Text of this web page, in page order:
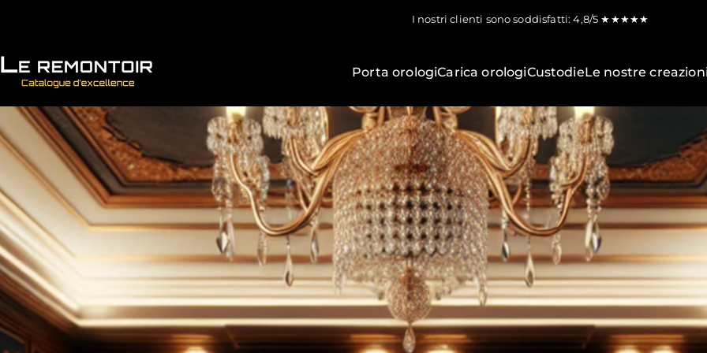
I nostri clienti sono soddisfatti: 4,8/5 ★★★★★
Le Remontoir : Porta Orologi Porta orologiCarica orologiCustodieLe nostre